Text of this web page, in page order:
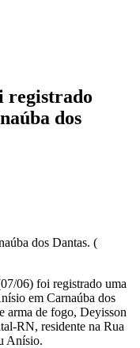
registrado
dos
dos Dantas. (
06) foi registrado uma
em Carnaúba dos
arma de fogo, Deyisson
RN, residente na Rua
Anísio.